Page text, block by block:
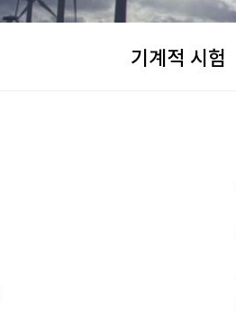
기계적 시험